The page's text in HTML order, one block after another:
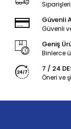
Güvenli
Güvenli
Geniş
Binlerce
7 / 24
Öneri ve